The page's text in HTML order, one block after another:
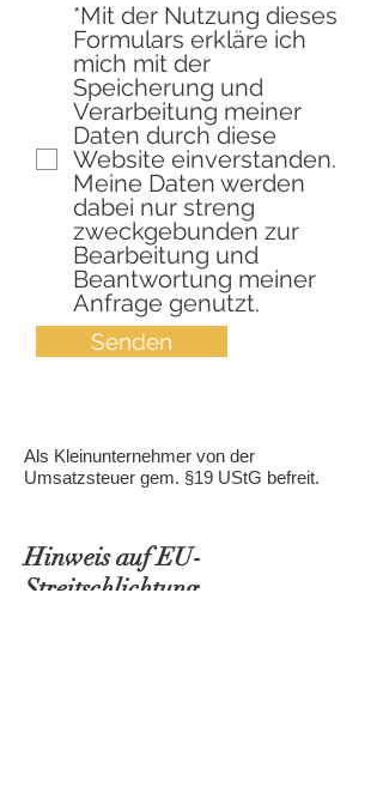
Senden
*Mit der Nutzung dieses
Formulars erkläre ich
mich mit der
Speicherung und
Verarbeitung meiner
Daten durch diese
Website einverstanden.
Meine Daten werden
dabei nur streng
zweckgebunden zur
Bearbeitung und
Beantwortung meiner
Anfrage genutzt.
Als Kleinunternehmer von der
Umsatzsteuer gem. §19 UStG befreit.​
Hinweis auf EU-
Streitschlichtung